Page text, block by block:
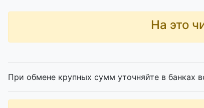
На это
При обмене крупных сумм уточняйте в банках